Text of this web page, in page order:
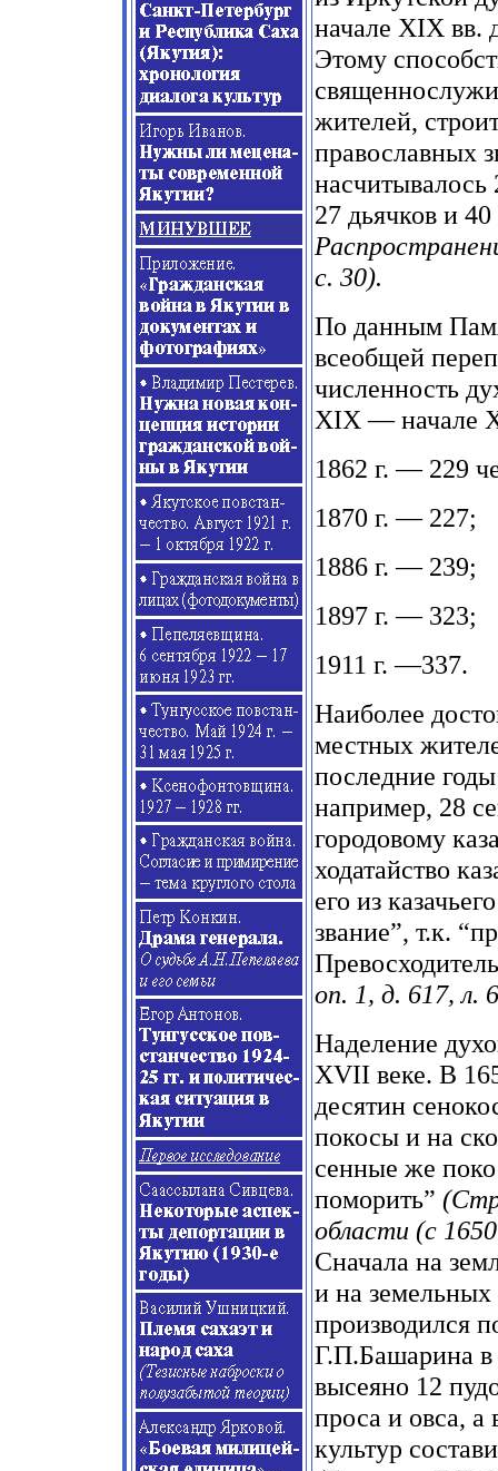
начале XIX вв.
Этому
жителей,
православных
насчитывалось
27 дьячков и
с. 30).
По данным
всеобщей
численность
XIX — начале
1862 г. — 229
1870 г. — 227;
1886 г. — 239;
1897 г. — 323;
1911 г. —337.
Наиболее
местных
последние
например, 28
городовому
ходатайство
его из
звание”, т.к.
оп. 1, д. 617, л.
Наделение
XVII веке. В
десятин
покосы и на
сенные же
поморить”
области (с
Сначала на
и на земельных
производился
Г.П.Башарина в
высеяно 12
проса и овса,
культур